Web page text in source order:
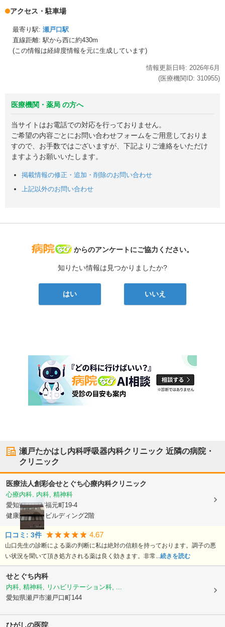
アクセス・駐車場
最寄り駅: 瀬戸口駅
直線距離: 駅から西に約430m
(この情報は経緯度情報を元に生成しています)
情報更新日時: 2026年6月
(医療機関ID: 310955)
医療機関・薬局 の方へ
当サイトはお電話での対応を行っておりません。
ご希望の内容ごとにお問い合わせフォームをご用意しておりま
すので、お手数ではございますが、下記よりご連絡をいただけ
ますようお願いいたします。
掲載情報の修正・追加・削除のお問い合わせ
上記以外のお問い合わせ
病院なび
からのアンケートにご協力ください。
知りたい情報は見つかりましたか?
はい いいえ
瀬戸たかはし内科呼吸器内科クリニック 近隣の病院・
クリニック
医療法人創彩会せとぐち心療内科クリニック
心療内科, 内科, 精神科
愛知県瀬戸市福元町19-4
健康陽だまりビルディング2階
口コミ: 3件 4.67
山口先生の診断による薬の判断に私は絶対の信頼を持っております。調子の悪
い状況を聞いて頂き処方される薬は良く効きます。非常...続きを読む
せとぐち内科
内科, 精神科, リハビリテーション科, ...
愛知県瀬戸市瀬戸口町144
ひがしの医院